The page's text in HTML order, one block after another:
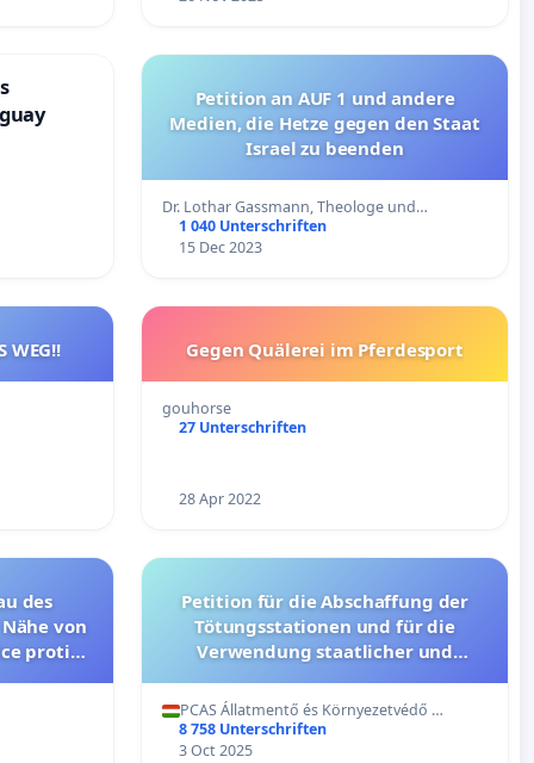
Petition an AUF 1 und andere
Medien, die Hetze gegen den Staat
Israel zu beenden
Dr. Lothar Gassmann, Theologe und…
1 040 Unterschriften
15 Dec 2023
WEG!! Gegen Quälerei im Pferdesport
gouhorse
27 Unterschriften
28 Apr 2022
des
von
proti
(česká
Petition für die Abschaffung der
Tötungsstationen und für die
Verwendung staatlicher und
PCAS Állatmentő és Környezetvédő …
8 758 Unterschriften
3 Oct 2025